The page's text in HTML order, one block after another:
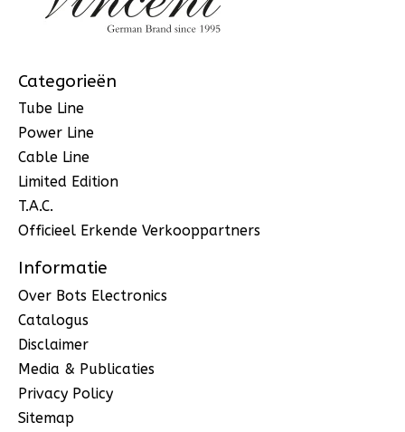
Categorieën
Tube Line
Power Line
Cable Line
Limited Edition
T.A.C.
Officieel Erkende Verkooppartners
Informatie
Over Bots Electronics
Catalogus
Disclaimer
Media & Publicaties
Privacy Policy
Sitemap